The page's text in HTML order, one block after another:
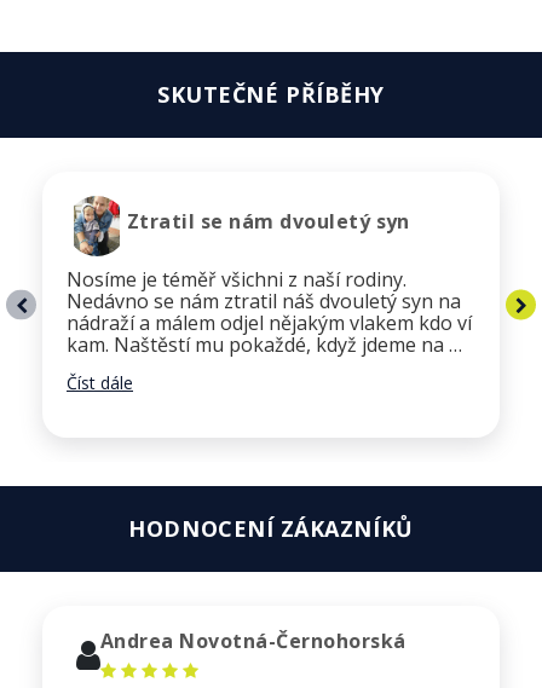
SKUTEČNÉ PŘÍBĚHY
Ztratil se nám dvouletý syn
Nosíme je téměř všichni z naší rodiny.
Nedávno se nám ztratil náš dvouletý syn na
nádraží a málem odjel nějakým vlakem kdo ví
kam. Naštěstí mu pokaždé, když jdeme na …
Číst dále
HODNOCENÍ ZÁKAZNÍKŮ
Andrea Novotná-Černohorská